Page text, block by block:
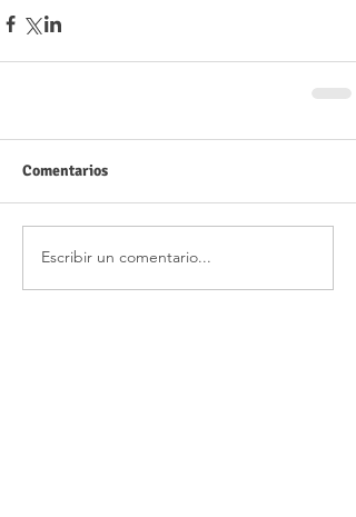
Comentarios
Escribir un comentario...